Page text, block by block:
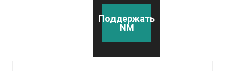
Поддержать
NM